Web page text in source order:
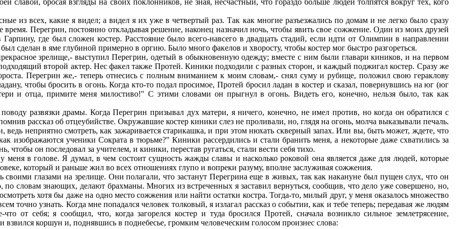
из всех, какие я видел; а видел я их уже в четвертый раз. Так как многие разъезжались по домам и не легко было сразу
время. Перегрин, постоянно откладывая решение, наконец назначил ночь, чтобы явить свое сожжение. Один из моих друзей
где был сложен костер. Расстояние было всего-навсего в двадцать стадий, если идти от Олимпии в направлении
сделан в яме глубиной примерно в оргию. Было много факелов и хворосту, чтобы костер мог быстро разгореться.
зрелище,- выступил Перегрин, одетый в обыкновенную одежду; вместе с ним были главари киников, и на первом
второй актер. Нес факел также Протей. Киники подходили с разных сторон, и каждый поджигал костер. Сразу же
Перегрин же,- теперь отнесись с полным вниманием к моим словам,- снял суму и рубище, положил свою гераклову
чтобы бросить в огонь. Когда кто-то подал просимое, Протей бросил ладан в костер и сказал, повернувшись на юг (юг
и отца, примите меня милостиво!" С этими словами он прыгнул в огонь. Видеть его, конечно, нельзя было, так как
развязки драмы. Когда Перегрин призывал дух матери, я ничего, конечно, не имел против, но когда он обратился с
рассказ об отцеубийстве. Окружавшие костер киники слез не проливали, но, глядя на огонь, молча выказывали печаль.
ведь неприятно смотреть, как зажаривается старикашка, и при этом нюхать скверный запах. Или вы, быть может, ждете, что
изображаются ученики Сократа в тюрьме?" Киники рассердились и стали бранить меня, а некоторые даже схватились за
чтобы он последовал за учителем, и киники, перестав ругаться, стали вести себя тихо.
меня в голове. Я думал, в чем состоит сущность жажды славы и насколько роковой она является даже для людей, которые
который и раньше жил во всех отношениях глупо и вопреки разуму, вполне заслуживая сожжения.
своими глазами на зрелище. Они полагали, что застанут Перегрина еще в живых, так как накануне был пущен слух, что он
по словам знающих, делают брахманы. Многих из встреченных я заставил вернуться, сообщив, что дело уже совершено, но,
хотя бы даже на одно место сожжения или найти остатки костра. Тогда-то, милый друг, у меня оказалось множество
точно узнать. Когда мне попадался человек толковый, я излагал рассказ о событии, как и тебе теперь; передавая же людям
от себя; я сообщил, что, когда загорелся костер и туда бросился Протей, сначала возникло сильное землетрясение,
коршун и, поднявшись в поднебесье, громким человеческим голосом произнес слова: